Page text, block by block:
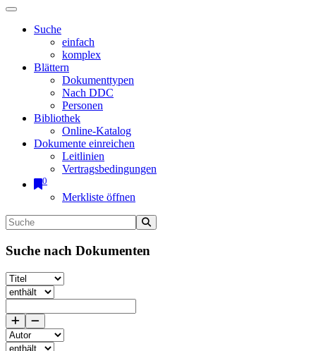
Suche
einfach
komplex
Blättern
Dokumenttypen
Nach DDC
Personen
Bibliothek
Online-Katalog
Dokumente einreichen
Leitlinien
Vertragsbedingungen
0
Merkliste öffnen
Suche nach Dokumenten